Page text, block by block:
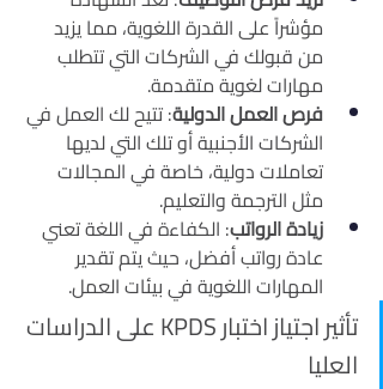
مؤشراً على القدرة اللغوية، مما يزيد
من قبولك في الشركات التي تتطلب
مهارات لغوية متقدمة.
فرص العمل الدولية: تتيح لك العمل في
الشركات الأجنبية أو تلك التي لديها
تعاملات دولية، خاصة في المجالات
مثل الترجمة والتعليم.
زيادة الرواتب: الكفاءة في اللغة تعني
عادة رواتب أفضل، حيث يتم تقدير
المهارات اللغوية في بيئات العمل.
تأثير اجتياز اختبار KPDS على الدراسات
العليا